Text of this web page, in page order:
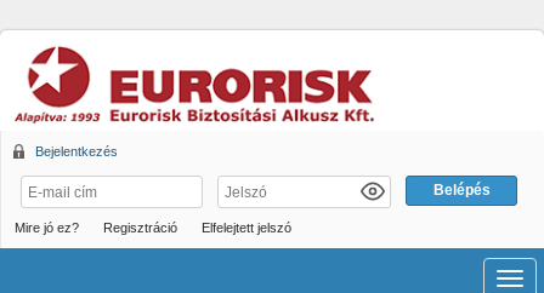
Bejelentkezés
Mire jó ez? Regisztráció Elfelejtett jelszó